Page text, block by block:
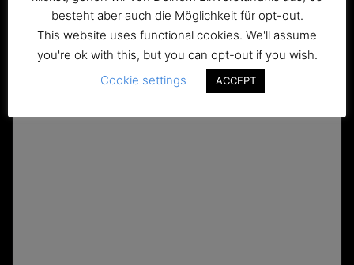
besteht aber auch die Möglichkeit für opt-out.
This website uses functional cookies. We'll assume
you're ok with this, but you can opt-out if you wish.
Cookie settings
ACCEPT